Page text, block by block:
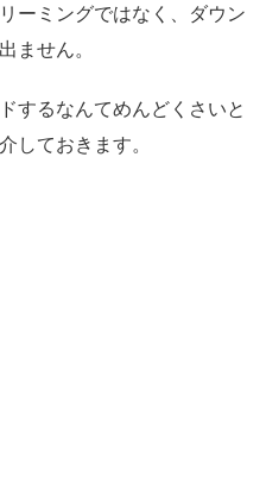
ーミングではなく、ダウン
ません。
するなんてめんどくさいと
しておきます。